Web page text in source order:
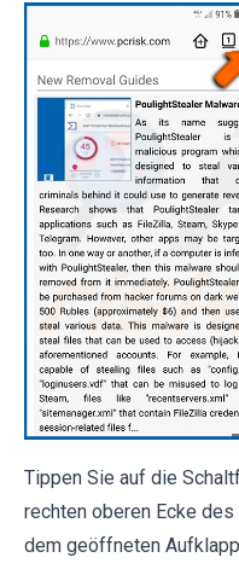
Tippen Sie auf die
rechten oberen Ecke
dem geöffneten